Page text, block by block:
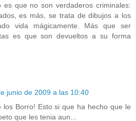
es que no son verdaderos criminales:
es más, se trata de dibujos a los
vida mágicamente. Más que ser
es que son devueltos a su forma
junio de 2009 a las 10:40
los Borro! Esto si que ha hecho que le
que les tenia aun...